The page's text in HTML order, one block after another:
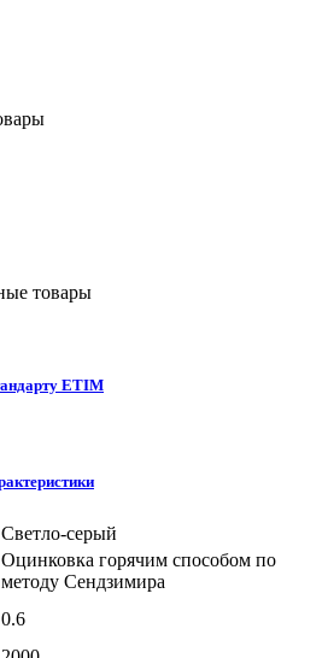
товары
ETIM
Светло-серый
Оцинковка горячим способом по
методу Сендзимира
0.6